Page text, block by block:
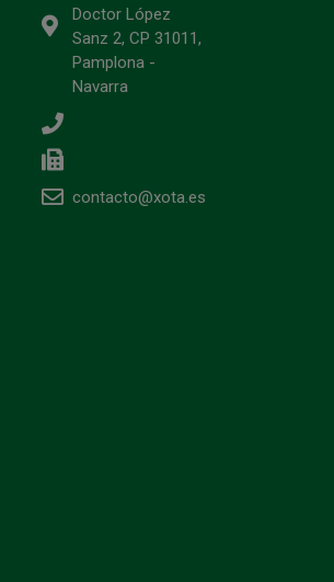
Doctor López
Sanz 2, CP 31011,
Pamplona -
Navarra
contacto@xota.es